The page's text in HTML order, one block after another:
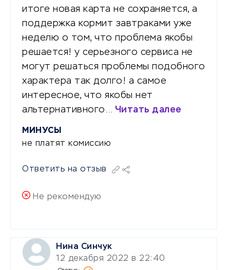
итоге новая карта не сохраняется, а
поддержка кормит завтраками уже
неделю о том, что проблема якобы
решается! у серьезного сервиса не
могут решаться проблемы подобного
характера так долго! а самое
интересное, что якобы нет
альтернативного… Читать далее
МИНУСЫ
не платят комиссию
Ответить на отзыв
Не рекомендую
Нина Синчук
12 декабря 2022 в 22:40